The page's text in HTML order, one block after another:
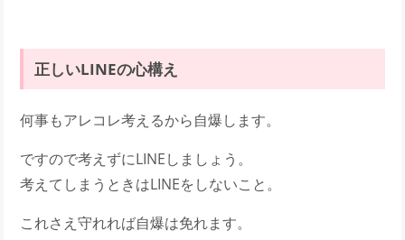
正しいLINEの心構え
何事もアレコレ考えるから自爆します。
ですので考えずにLINEしましょう。
考えてしまうときはLINEをしないこと。
これさえ守れれば自爆は免れます。